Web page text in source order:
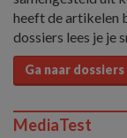
heeft de artikelen
dossiers lees je je
Ga naar dossiers
MediaTest